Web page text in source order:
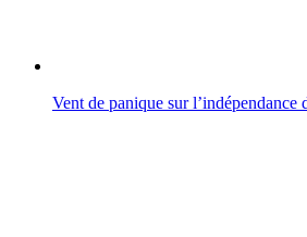
Vent de panique sur l’indépendance